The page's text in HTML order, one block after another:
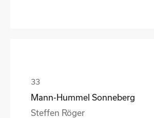
Mann-Hummel Sonneberg
Steffen Röger